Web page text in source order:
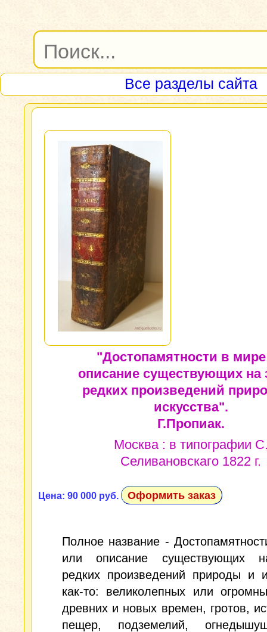
Все разделы сайта
"Достопамятности в
описание существующих на
редких произведений
искусства".
Г.Пропиак.
Москва : в типографии
Селивановскаго 1822 г.
Цена: 90 000 руб. Оформить заказ
Полное название -
или описание существующих
редких произведений природы и
как-то: великолепных или
древних и новых времен, гротов,
пещер, подземелий,